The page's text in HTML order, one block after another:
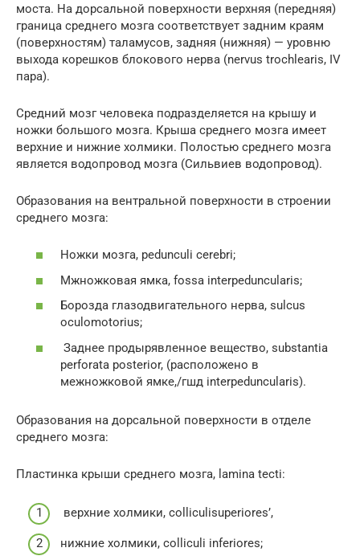
моста. На дорсальной поверхности верхняя (передняя)
граница среднего мозга соответствует задним краям
(поверхностям) таламусов, задняя (нижняя) — уровню
выхода корешков блокового нерва (nervus trochlearis, IV
пара).
Средний мозг человека подразделяется на крышу и
ножки большого мозга. Крыша среднего мозга имеет
верхние и нижние холмики. Полостью среднего мозга
является водопровод мозга (Сильвиев водопровод).
Образования на вентральной поверхности в строении
среднего мозга:
Ножки мозга, pedunculi cerebri;
Мжножковая ямка, fossa interpeduncularis;
Борозда глазодвигательного нерва, sulcus
oculomotorius;
Заднее продырявленное вещество, substantia
perforata posterior, (расположено в
межножковой ямке,/гшд interpeduncularis).
Образования на дорсальной поверхности в отделе
среднего мозга:
Пластинка крыши среднего мозга, lamina tecti:
верхние холмики, colliculisuperiores’,
нижние холмики, colliculi inferiores;